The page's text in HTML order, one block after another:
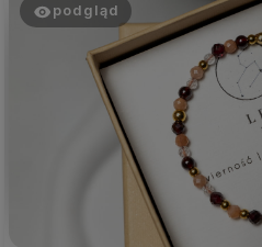
podgląd